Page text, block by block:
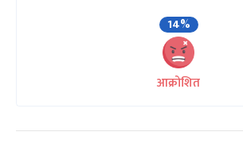
14%
आक्रोशित